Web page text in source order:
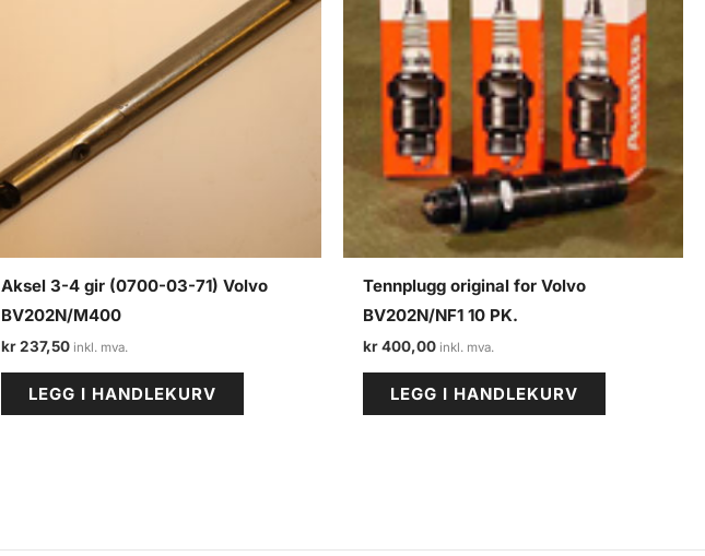
Aksel 3-4 gir (0700-03-71) Volvo
BV202N/M400
kr237,50
LEGG I HANDLEKURV
Tennplugg original for Volvo
BV202N/NF1 10 PK.
kr400,00
LEGG I HANDLEKURV